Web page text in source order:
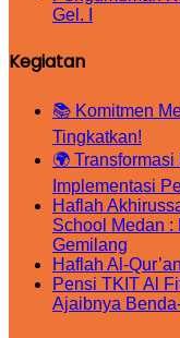
Gel. I
Kegiatan
📚 Komitmen
Tingkatkan!
🌍
Implementasi
Haflah
School Medan :
Gemilang
Haflah Al-
Pensi TKIT Al
Ajaibnya